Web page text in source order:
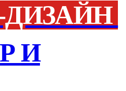
ДИЗАЙН
И